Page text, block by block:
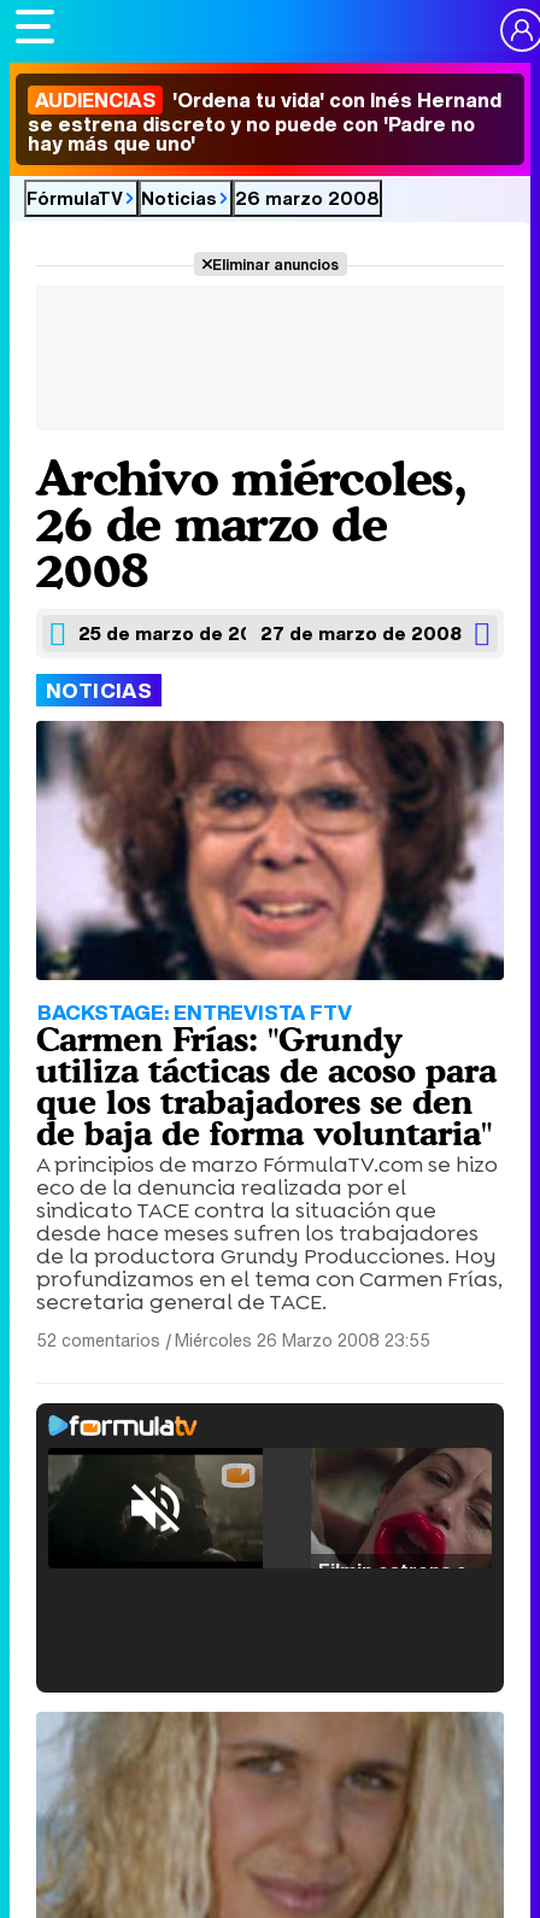
AUDIENCIAS 'Ordena tu vida' con Inés Hernand
se estrena discreto y no puede con 'Padre no
hay más que uno'
FórmulaTV Noticias 26 marzo 2008
Eliminar anuncios
Archivo miércoles,
26 de marzo de
2008
25 de marzo de 200827 de marzo de 2008
NOTICIAS
BACKSTAGE: ENTREVISTA FTV
Carmen Frías: "Grundy
utiliza tácticas de acoso para
que los trabajadores se den
de baja de forma voluntaria"
A principios de marzo FórmulaTV.com se hizo
eco de la denuncia realizada por el
sindicato TACE contra la situación que
desde hace meses sufren los trabajadores
de la productora Grundy Producciones. Hoy
profundizamos en el tema con Carmen Frías,
secretaria general de TACE.
52 comentarios |Miércoles 26 Marzo 2008 23:55
Unmute /
'120 Minutos' celebra sus 2.000 programas en Telemadrid con un vídeo del día a día en la redacción